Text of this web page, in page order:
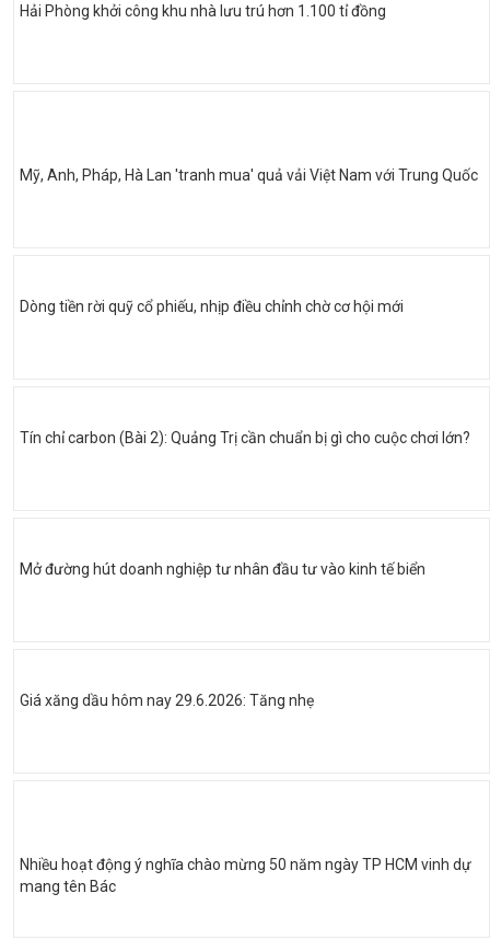
Hải Phòng khởi công khu nhà lưu trú hơn 1.100 tỉ đồng
Mỹ, Anh, Pháp, Hà Lan 'tranh mua' quả vải Việt Nam với Trung Quốc
Dòng tiền rời quỹ cổ phiếu, nhịp điều chỉnh chờ cơ hội mới
Tín chỉ carbon (Bài 2): Quảng Trị cần chuẩn bị gì cho cuộc chơi lớn?
Mở đường hút doanh nghiệp tư nhân đầu tư vào kinh tế biển
Giá xăng dầu hôm nay 29.6.2026: Tăng nhẹ
Nhiều hoạt động ý nghĩa chào mừng 50 năm ngày TP HCM vinh dự
mang tên Bác